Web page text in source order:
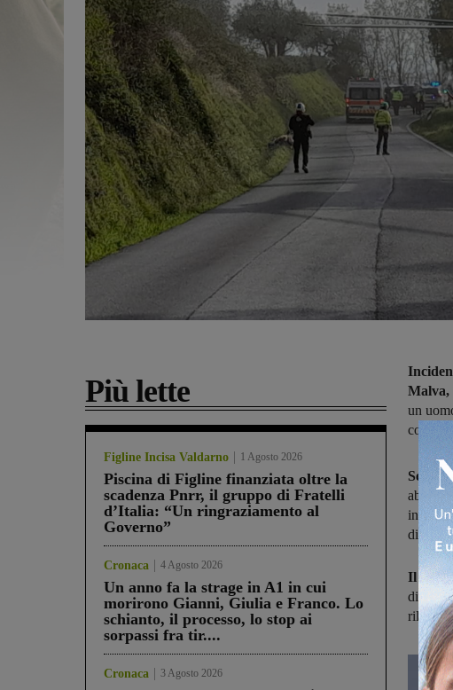
Più lette
Figline Incisa Valdarno 1 Agosto 2026
Piscina di Figline finanziata oltre la
scadenza Pnrr, il gruppo di Fratelli
d’Italia: “Un ringraziamento al
Governo”
Cronaca 4 Agosto 2026
Un anno fa la strage in A1 in cui
morirono Gianni, Giulia e Franco. Lo
schianto, il processo, lo stop ai
sorpassi fra tir....
Cronaca 3 Agosto 2026
Malva,
un
come
abbia
di
Il
di
rilievi